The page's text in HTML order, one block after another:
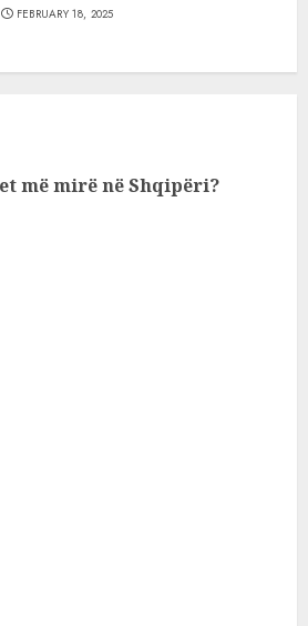
FEBRUARY 18, 2025
më mirë në Shqipëri?